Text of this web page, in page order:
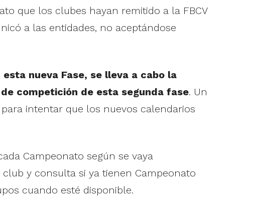
que los clubes hayan remitido a la FBCV
a las entidades, no aceptándose
nueva Fase, se lleva a cabo la
competición de esta segunda fase. Un
intentar que los nuevos calendarios
Campeonato según se vaya
y consulta si ya tienen Campeonato
cuando esté disponible.